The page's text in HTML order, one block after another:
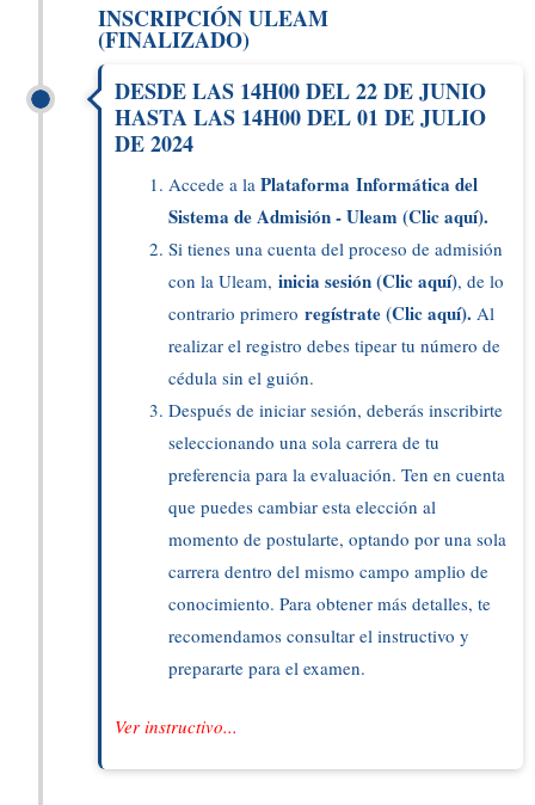
INSCRIPCIÓN ULEAM
(FINALIZADO)
DESDE LAS 14H00 DEL 22 DE JUNIO
HASTA LAS 14H00 DEL 01 DE JULIO
DE 2024
Accede a laPlataforma Informática del
Sistema de Admisión - Uleam (Clic aquí).
Si tienes una cuenta del proceso de admisión
con la Uleam,inicia sesión (Clic aquí), de lo
contrario primeroregístrate (Clic aquí). Al
realizar el registro debes tipear tu número de
cédula sin el guión.
Después de iniciar sesión, deberás inscribirte
seleccionando una sola carrera de tu
preferencia para la evaluación. Ten en cuenta
que puedes cambiar esta elección al
momento de postularte, optando por una sola
carrera dentro del mismo campo amplio de
conocimiento. Para obtener más detalles, te
recomendamos consultar el instructivo y
prepararte para el examen.
Ver instructivo...